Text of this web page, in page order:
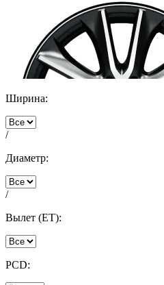
Ширина:
/
Диаметр:
/
Вылет (ET):
PCD: